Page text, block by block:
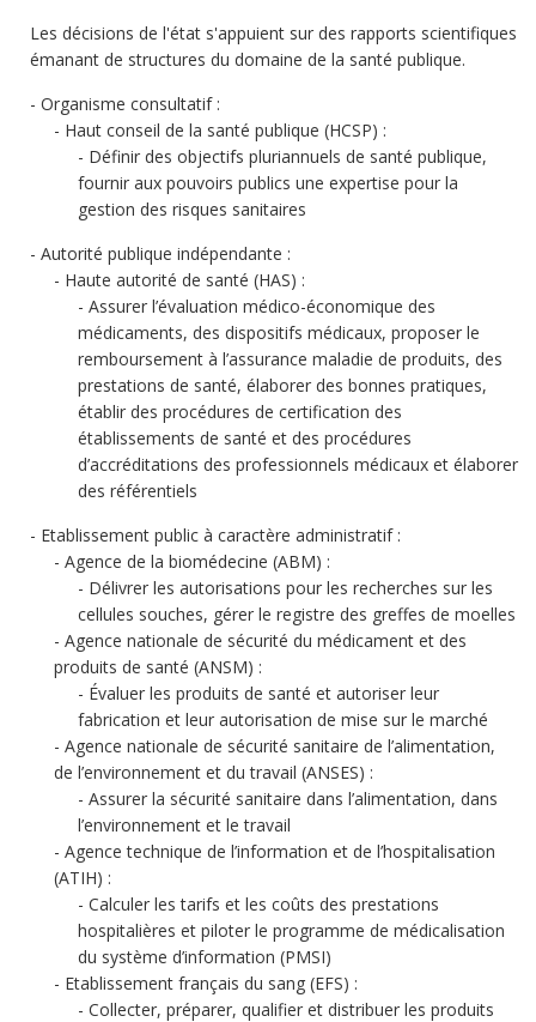
Les décisions de l'état s'appuient sur des rapports scientifiques
émanant de structures du domaine de la santé publique.
Organisme consultatif :
Haut conseil de la santé publique (HCSP) :
Définir des objectifs pluriannuels de santé publique,
fournir aux pouvoirs publics une expertise pour la
gestion des risques sanitaires
Autorité publique indépendante :
Haute autorité de santé (HAS) :
Assurer l’évaluation médico-économique des
médicaments, des dispositifs médicaux, proposer le
remboursement à l’assurance maladie de produits, des
prestations de santé, élaborer des bonnes pratiques,
établir des procédures de certification des
établissements de santé et des procédures
d’accréditations des professionnels médicaux et élaborer
des référentiels
Etablissement public à caractère administratif :
Agence de la biomédecine (ABM) :
Délivrer les autorisations pour les recherches sur les
cellules souches, gérer le registre des greffes de moelles
Agence nationale de sécurité du médicament et des
produits de santé (ANSM) :
Évaluer les produits de santé et autoriser leur
fabrication et leur autorisation de mise sur le marché
Agence nationale de sécurité sanitaire de l’alimentation,
de l’environnement et du travail (ANSES) :
Assurer la sécurité sanitaire dans l’alimentation, dans
l’environnement et le travail
Agence technique de l’information et de l’hospitalisation
(ATIH) :
Calculer les tarifs et les coûts des prestations
hospitalières et piloter le programme de médicalisation
du système d’information (PMSI)
Etablissement français du sang (EFS) :
Collecter, préparer, qualifier et distribuer les produits